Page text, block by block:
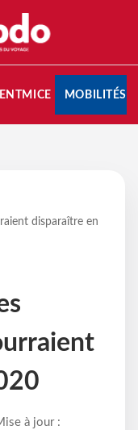
MICE MOBILITÉS
disparaître en
à jour :